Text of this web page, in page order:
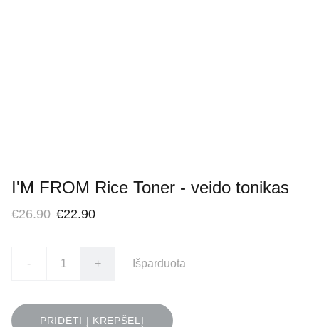
I'M FROM Rice Toner - veido tonikas
€26.90 €22.90
- + Išparduota
PRIDĖTI Į KREPŠELĮ